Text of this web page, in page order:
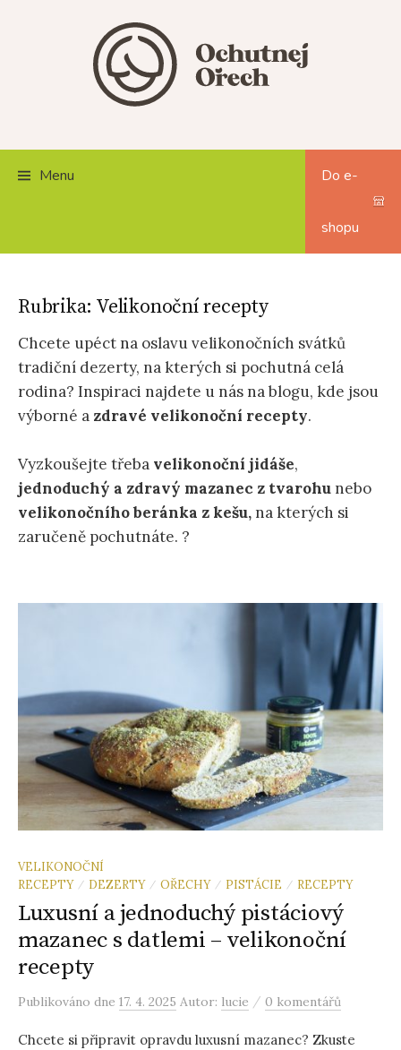
Menu Do e-
shopu
Rubrika: Velikonoční recepty
Chcete upéct na oslavu velikonočních svátků
tradiční dezerty, na kterých si pochutná celá
rodina? Inspiraci najdete u nás na blogu, kde jsou
výborné a zdravé velikonoční recepty.
Vyzkoušejte třeba velikonoční jidáše,
jednoduchý a zdravý mazanec z tvarohu nebo
velikonočního beránka z kešu, na kterých si
zaručeně pochutnáte. ?
VELIKONOČNÍ
RECEPTY / DEZERTY / OŘECHY / PISTÁCIE / RECEPTY
Luxusní a jednoduchý pistáciový
mazanec s datlemi – velikonoční
recepty
Publikováno dne 17. 4. 2025 Autor: lucie / 0 komentářů
Chcete si připravit opravdu luxusní mazanec? Zkuste